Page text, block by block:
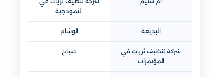
النموذجية
البديعة الوشام
شركة تنظيف ثريات في
المؤتمرات
صياح